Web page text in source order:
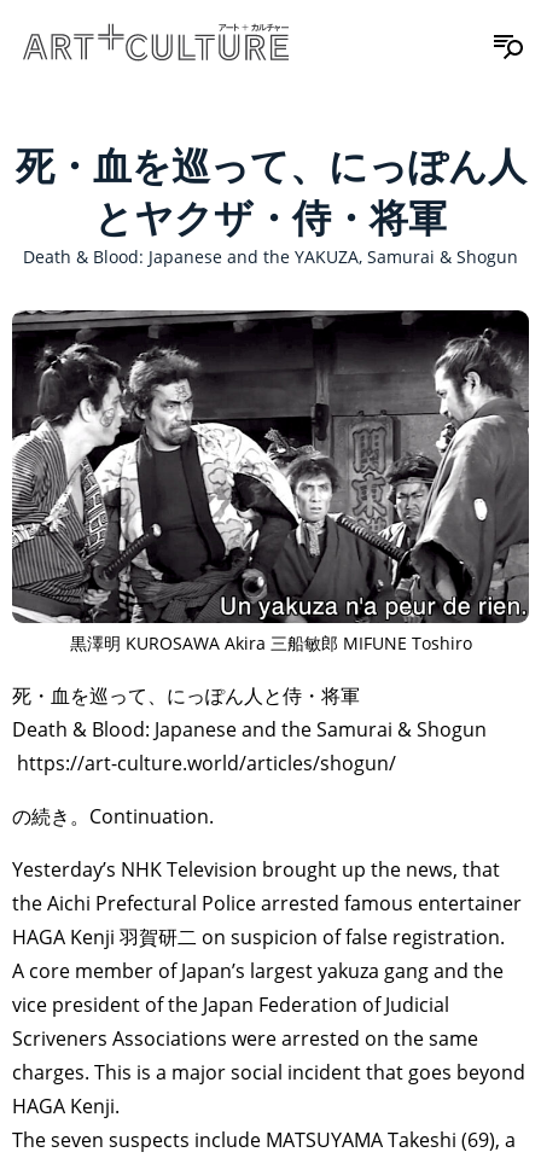
死・血を巡って、にっぽん人
とヤクザ・侍・将軍
Death & Blood: Japanese and the YAKUZA, Samurai & Shogun
黒澤明 KUROSAWA Akira 三船敏郎 MIFUNE Toshiro
死・血を巡って、にっぽん人と侍・将軍
Death & Blood: Japanese and the Samurai & Shogun
https://art-culture.world/articles/shogun/
の続き。Continuation.
Yesterday’s NHK Television brought up the news, that
the Aichi Prefectural Police arrested famous entertainer
HAGA Kenji 羽賀研二 on suspicion of false registration.
A core member of Japan’s largest yakuza gang and the
vice president of the Japan Federation of Judicial
Scriveners Associations were arrested on the same
charges. This is a major social incident that goes beyond
HAGA Kenji.
The seven suspects include MATSUYAMA Takeshi (69), a